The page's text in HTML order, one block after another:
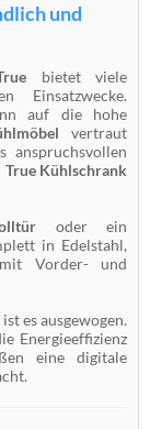
und
bietet viele
Einsatzwecke.
auf die hohe
vertraut
anspruchsvollen
True Kühlschrank
oder ein
in Edelstahl,
Vorder- und
es ausgewogen.
Energieeffizienz
eine digitale